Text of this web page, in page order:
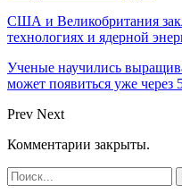
США и Великобритания
технологиях и ядерной
Ученые научились
может появиться уже через
Prev Next
Комментарии закрыты.